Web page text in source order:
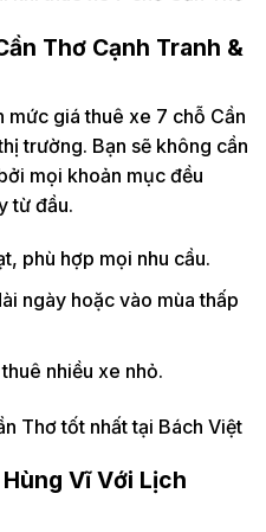
Thơ Cạnh Tranh &
mức giá thuê xe 7 chỗ Cần
trường. Bạn sẽ không cần
mọi khoản mục đều
từ đầu.
phù hợp mọi nhu cầu.
ngày hoặc vào mùa thấp
nhiều xe nhỏ.
Vĩ Với Lịch